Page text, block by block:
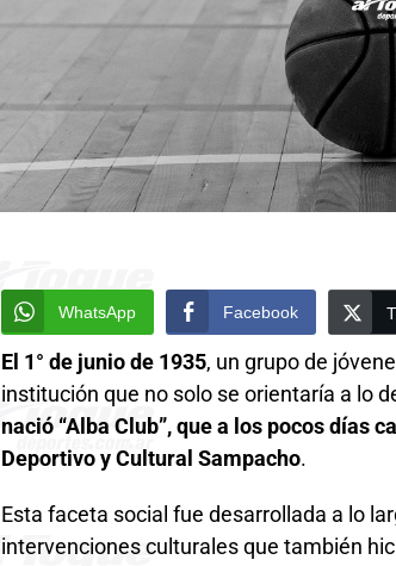
WhatsApp Facebook
El 1° de junio de 1935, un grupo de
institución que no solo se orientaría a lo
nació “Alba Club”, que a los pocos días
Deportivo y Cultural Sampacho.
Esta faceta social fue desarrollada a lo
intervenciones culturales que también